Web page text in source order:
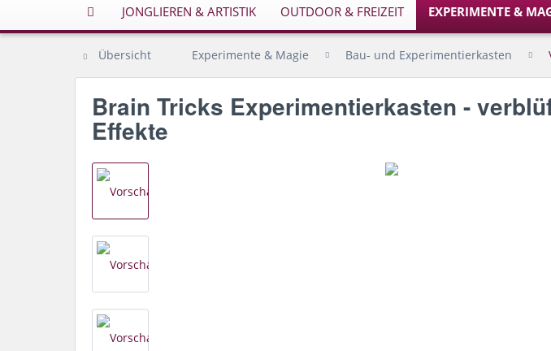
JONGLIEREN & ARTISTIK OUTDOOR & FREIZEIT EXPERIMENTE &
Übersicht Experimente & Magie Bau- und Experimentierkasten
Brain Tricks Experimentierkasten -
Effekte